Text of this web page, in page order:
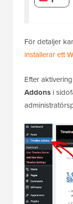
För detaljer
installerar ett
Efter
Addons i